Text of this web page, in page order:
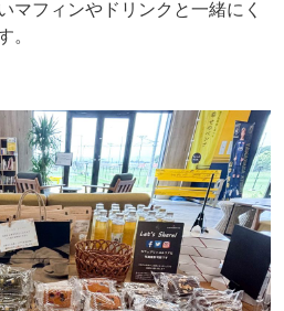
マフィンやドリンクと一緒にく